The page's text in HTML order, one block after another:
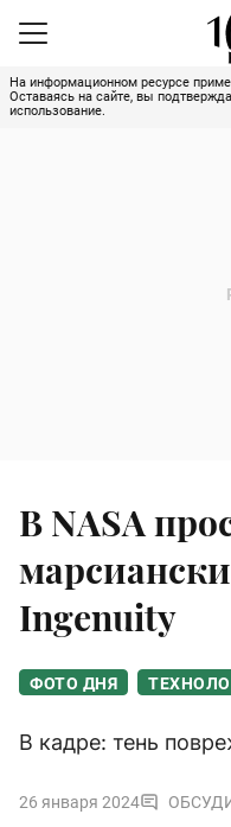
На информационном ресурсе
Оставаясь на сайте, вы
использование.
В NASA
Ingenuity
ФОТО ДНЯ
В кадре: тень
26 января 2024